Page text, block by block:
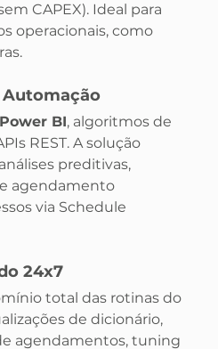
CAPEX). Ideal para
operacionais, como
Automação
Power BI, algoritmos de
REST. A solução
preditivas,
agendamento
via Schedule
24x7
total das rotinas do
de dicionário,
agendamentos, tuning